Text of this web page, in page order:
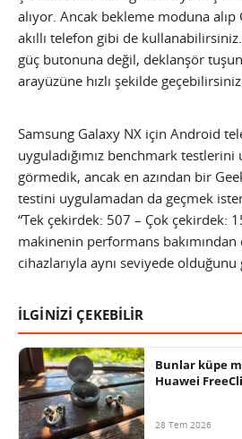
alıyor. Ancak bekleme moduna alıp
akıllı telefon gibi de
güç butonuna değil, deklanşör
arayüzüne hızlı şekilde geçebilirsiniz.
Samsung Galaxy NX için Android
uyguladığımız benchmark testlerini
görmedik, ancak en azından bir
testini uygulamadan da geçmek
“Tek çekirdek: 507 – Çok çekirdek:
makinenin performans bakımından
cihazlarıyla aynı seviyede olduğunu
İLGİNİZİ ÇEKEBİLİR
Bunlar küpe
Huawei
28 Tem 2026